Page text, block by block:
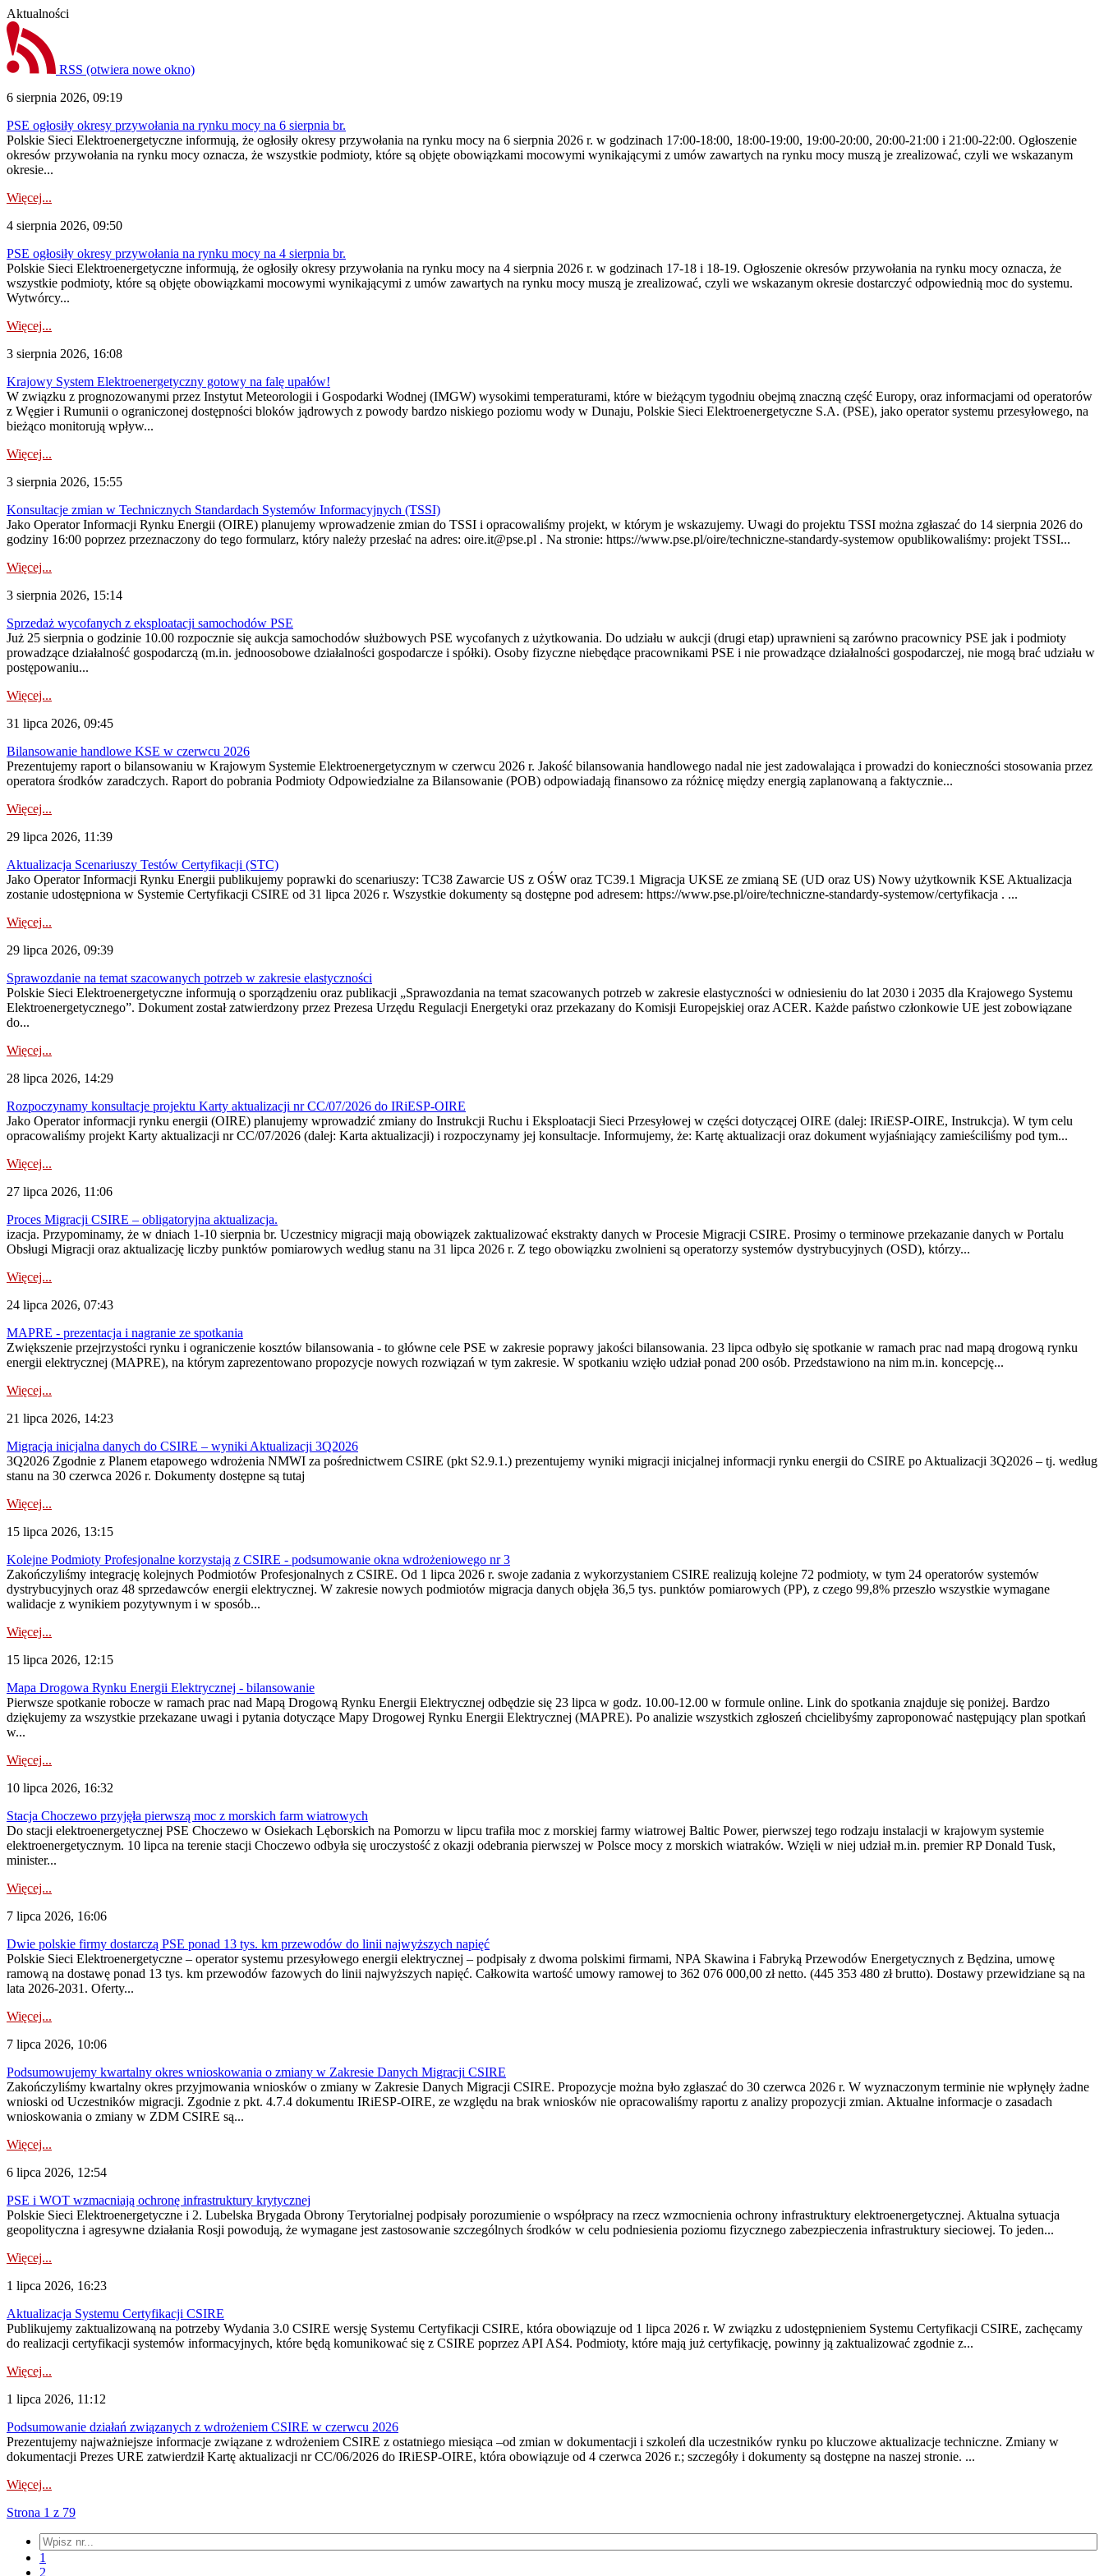
Aktualności
RSS (otwiera nowe okno)
6 sierpnia 2026, 09:19
PSE ogłosiły okresy przywołania na rynku mocy na 6 sierpnia br.
Polskie Sieci Elektroenergetyczne informują, że ogłosiły okresy przywołania na rynku mocy na 6 sierpnia 2026 r. w godzinach 17:00-18:00, 18:00-19:00, 19:00-20:00, 20:00-21:00 i 21:00-22:00. Ogłoszenie
okresów przywołania na rynku mocy oznacza, że wszystkie podmioty, które są objęte obowiązkami mocowymi wynikającymi z umów zawartych na rynku mocy muszą je zrealizować, czyli we wskazanym
okresie...
Więcej...
4 sierpnia 2026, 09:50
PSE ogłosiły okresy przywołania na rynku mocy na 4 sierpnia br.
Polskie Sieci Elektroenergetyczne informują, że ogłosiły okresy przywołania na rynku mocy na 4 sierpnia 2026 r. w godzinach 17-18 i 18-19. Ogłoszenie okresów przywołania na rynku mocy oznacza, że
wszystkie podmioty, które są objęte obowiązkami mocowymi wynikającymi z umów zawartych na rynku mocy muszą je zrealizować, czyli we wskazanym okresie dostarczyć odpowiednią moc do systemu.
Wytwórcy...
Więcej...
3 sierpnia 2026, 16:08
Krajowy System Elektroenergetyczny gotowy na falę upałów!
W związku z prognozowanymi przez Instytut Meteorologii i Gospodarki Wodnej (IMGW) wysokimi temperaturami, które w bieżącym tygodniu obejmą znaczną część Europy, oraz informacjami od operatorów
z Węgier i Rumunii o ograniczonej dostępności bloków jądrowych z powody bardzo niskiego poziomu wody w Dunaju, Polskie Sieci Elektroenergetyczne S.A. (PSE), jako operator systemu przesyłowego, na
bieżąco monitorują wpływ...
Więcej...
3 sierpnia 2026, 15:55
Konsultacje zmian w Technicznych Standardach Systemów Informacyjnych (TSSI)
Jako Operator Informacji Rynku Energii (OIRE) planujemy wprowadzenie zmian do TSSI i opracowaliśmy projekt, w którym je wskazujemy. Uwagi do projektu TSSI można zgłaszać do 14 sierpnia 2026 do
godziny 16:00 poprzez przeznaczony do tego formularz, który należy przesłać na adres: oire.it@pse.pl . Na stronie: https://www.pse.pl/oire/techniczne-standardy-systemow opublikowaliśmy: projekt TSSI...
Więcej...
3 sierpnia 2026, 15:14
Sprzedaż wycofanych z eksploatacji samochodów PSE
Już 25 sierpnia o godzinie 10.00 rozpocznie się aukcja samochodów służbowych PSE wycofanych z użytkowania. Do udziału w aukcji (drugi etap) uprawnieni są zarówno pracownicy PSE jak i podmioty
prowadzące działalność gospodarczą (m.in. jednoosobowe działalności gospodarcze i spółki). Osoby fizyczne niebędące pracownikami PSE i nie prowadzące działalności gospodarczej, nie mogą brać udziału w
postępowaniu...
Więcej...
31 lipca 2026, 09:45
Bilansowanie handlowe KSE w czerwcu 2026
Prezentujemy raport o bilansowaniu w Krajowym Systemie Elektroenergetycznym w czerwcu 2026 r. Jakość bilansowania handlowego nadal nie jest zadowalająca i prowadzi do konieczności stosowania przez
operatora środków zaradczych. Raport do pobrania Podmioty Odpowiedzialne za Bilansowanie (POB) odpowiadają finansowo za różnicę między energią zaplanowaną a faktycznie...
Więcej...
29 lipca 2026, 11:39
Aktualizacja Scenariuszy Testów Certyfikacji (STC)
Jako Operator Informacji Rynku Energii publikujemy poprawki do scenariuszy: TC38 Zawarcie US z OŚW oraz TC39.1 Migracja UKSE ze zmianą SE (UD oraz US) Nowy użytkownik KSE Aktualizacja
zostanie udostępniona w Systemie Certyfikacji CSIRE od 31 lipca 2026 r. Wszystkie dokumenty są dostępne pod adresem: https://www.pse.pl/oire/techniczne-standardy-systemow/certyfikacja . ...
Więcej...
29 lipca 2026, 09:39
Sprawozdanie na temat szacowanych potrzeb w zakresie elastyczności
Polskie Sieci Elektroenergetyczne informują o sporządzeniu oraz publikacji „Sprawozdania na temat szacowanych potrzeb w zakresie elastyczności w odniesieniu do lat 2030 i 2035 dla Krajowego Systemu
Elektroenergetycznego”. Dokument został zatwierdzony przez Prezesa Urzędu Regulacji Energetyki oraz przekazany do Komisji Europejskiej oraz ACER. Każde państwo członkowie UE jest zobowiązane
do...
Więcej...
28 lipca 2026, 14:29
Rozpoczynamy konsultacje projektu Karty aktualizacji nr CC/07/2026 do IRiESP-OIRE
Jako Operator informacji rynku energii (OIRE) planujemy wprowadzić zmiany do Instrukcji Ruchu i Eksploatacji Sieci Przesyłowej w części dotyczącej OIRE (dalej: IRiESP-OIRE, Instrukcja). W tym celu
opracowaliśmy projekt Karty aktualizacji nr CC/07/2026 (dalej: Karta aktualizacji) i rozpoczynamy jej konsultacje. Informujemy, że: Kartę aktualizacji oraz dokument wyjaśniający zamieściliśmy pod tym...
Więcej...
27 lipca 2026, 11:06
Proces Migracji CSIRE – obligatoryjna aktualizacja.
izacja. Przypominamy, że w dniach 1-10 sierpnia br. Uczestnicy migracji mają obowiązek zaktualizować ekstrakty danych w Procesie Migracji CSIRE. Prosimy o terminowe przekazanie danych w Portalu
Obsługi Migracji oraz aktualizację liczby punktów pomiarowych według stanu na 31 lipca 2026 r. Z tego obowiązku zwolnieni są operatorzy systemów dystrybucyjnych (OSD), którzy...
Więcej...
24 lipca 2026, 07:43
MAPRE - prezentacja i nagranie ze spotkania
Zwiększenie przejrzystości rynku i ograniczenie kosztów bilansowania - to główne cele PSE w zakresie poprawy jakości bilansowania. 23 lipca odbyło się spotkanie w ramach prac nad mapą drogową rynku
energii elektrycznej (MAPRE), na którym zaprezentowano propozycje nowych rozwiązań w tym zakresie. W spotkaniu wzięło udział ponad 200 osób. Przedstawiono na nim m.in. koncepcję...
Więcej...
21 lipca 2026, 14:23
Migracja inicjalna danych do CSIRE – wyniki Aktualizacji 3Q2026
3Q2026 Zgodnie z Planem etapowego wdrożenia NMWI za pośrednictwem CSIRE (pkt S2.9.1.) prezentujemy wyniki migracji inicjalnej informacji rynku energii do CSIRE po Aktualizacji 3Q2026 – tj. według
stanu na 30 czerwca 2026 r. Dokumenty dostępne są tutaj
Więcej...
15 lipca 2026, 13:15
Kolejne Podmioty Profesjonalne korzystają z CSIRE - podsumowanie okna wdrożeniowego nr 3
Zakończyliśmy integrację kolejnych Podmiotów Profesjonalnych z CSIRE. Od 1 lipca 2026 r. swoje zadania z wykorzystaniem CSIRE realizują kolejne 72 podmioty, w tym 24 operatorów systemów
dystrybucyjnych oraz 48 sprzedawców energii elektrycznej. W zakresie nowych podmiotów migracja danych objęła 36,5 tys. punktów pomiarowych (PP), z czego 99,8% przeszło wszystkie wymagane
walidacje z wynikiem pozytywnym i w sposób...
Więcej...
15 lipca 2026, 12:15
Mapa Drogowa Rynku Energii Elektrycznej - bilansowanie
Pierwsze spotkanie robocze w ramach prac nad Mapą Drogową Rynku Energii Elektrycznej odbędzie się 23 lipca w godz. 10.00-12.00 w formule online. Link do spotkania znajduje się poniżej. Bardzo
dziękujemy za wszystkie przekazane uwagi i pytania dotyczące Mapy Drogowej Rynku Energii Elektrycznej (MAPRE). Po analizie wszystkich zgłoszeń chcielibyśmy zaproponować następujący plan spotkań
w...
Więcej...
10 lipca 2026, 16:32
Stacja Choczewo przyjęła pierwszą moc z morskich farm wiatrowych
Do stacji elektroenergetycznej PSE Choczewo w Osiekach Lęborskich na Pomorzu w lipcu trafiła moc z morskiej farmy wiatrowej Baltic Power, pierwszej tego rodzaju instalacji w krajowym systemie
elektroenergetycznym. 10 lipca na terenie stacji Choczewo odbyła się uroczystość z okazji odebrania pierwszej w Polsce mocy z morskich wiatraków. Wzięli w niej udział m.in. premier RP Donald Tusk,
minister...
Więcej...
7 lipca 2026, 16:06
Dwie polskie firmy dostarczą PSE ponad 13 tys. km przewodów do linii najwyższych napięć
Polskie Sieci Elektroenergetyczne – operator systemu przesyłowego energii elektrycznej – podpisały z dwoma polskimi firmami, NPA Skawina i Fabryką Przewodów Energetycznych z Będzina, umowę
ramową na dostawę ponad 13 tys. km przewodów fazowych do linii najwyższych napięć. Całkowita wartość umowy ramowej to 362 076 000,00 zł netto. (445 353 480 zł brutto). Dostawy przewidziane są na
lata 2026-2031. Oferty...
Więcej...
7 lipca 2026, 10:06
Podsumowujemy kwartalny okres wnioskowania o zmiany w Zakresie Danych Migracji CSIRE
Zakończyliśmy kwartalny okres przyjmowania wniosków o zmiany w Zakresie Danych Migracji CSIRE. Propozycje można było zgłaszać do 30 czerwca 2026 r. W wyznaczonym terminie nie wpłynęły żadne
wnioski od Uczestników migracji. Zgodnie z pkt. 4.7.4 dokumentu IRiESP-OIRE, ze względu na brak wniosków nie opracowaliśmy raportu z analizy propozycji zmian. Aktualne informacje o zasadach
wnioskowania o zmiany w ZDM CSIRE są...
Więcej...
6 lipca 2026, 12:54
PSE i WOT wzmacniają ochronę infrastruktury krytycznej
Polskie Sieci Elektroenergetyczne i 2. Lubelska Brygada Obrony Terytorialnej podpisały porozumienie o współpracy na rzecz wzmocnienia ochrony infrastruktury elektroenergetycznej. Aktualna sytuacja
geopolityczna i agresywne działania Rosji powodują, że wymagane jest zastosowanie szczególnych środków w celu podniesienia poziomu fizycznego zabezpieczenia infrastruktury sieciowej. To jeden...
Więcej...
1 lipca 2026, 16:23
Aktualizacja Systemu Certyfikacji CSIRE
Publikujemy zaktualizowaną na potrzeby Wydania 3.0 CSIRE wersję Systemu Certyfikacji CSIRE, która obowiązuje od 1 lipca 2026 r. W związku z udostępnieniem Systemu Certyfikacji CSIRE, zachęcamy
do realizacji certyfikacji systemów informacyjnych, które będą komunikować się z CSIRE poprzez API AS4. Podmioty, które mają już certyfikację, powinny ją zaktualizować zgodnie z...
Więcej...
1 lipca 2026, 11:12
Podsumowanie działań związanych z wdrożeniem CSIRE w czerwcu 2026
Prezentujemy najważniejsze informacje związane z wdrożeniem CSIRE z ostatniego miesiąca –od zmian w dokumentacji i szkoleń dla uczestników rynku po kluczowe aktualizacje techniczne. Zmiany w
dokumentacji Prezes URE zatwierdził Kartę aktualizacji nr CC/06/2026 do IRiESP‑OIRE, która obowiązuje od 4 czerwca 2026 r.; szczegóły i dokumenty są dostępne na naszej stronie. ...
Więcej...
Strona 1 z 79
1
2